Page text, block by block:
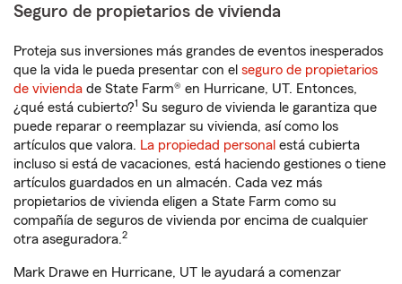
Seguro de propietarios de vivienda
Proteja sus inversiones más grandes de eventos inesperados
que la vida le pueda presentar con el seguro de propietarios
de vivienda de State Farm® en Hurricane, UT. Entonces,
¿qué está cubierto?1 Su seguro de vivienda le garantiza que
puede reparar o reemplazar su vivienda, así como los
artículos que valora. La propiedad personal está cubierta
incluso si está de vacaciones, está haciendo gestiones o tiene
artículos guardados en un almacén. Cada vez más
propietarios de vivienda eligen a State Farm como su
compañía de seguros de vivienda por encima de cualquier
otra aseguradora.2
Mark Drawe en Hurricane, UT le ayudará a comenzar